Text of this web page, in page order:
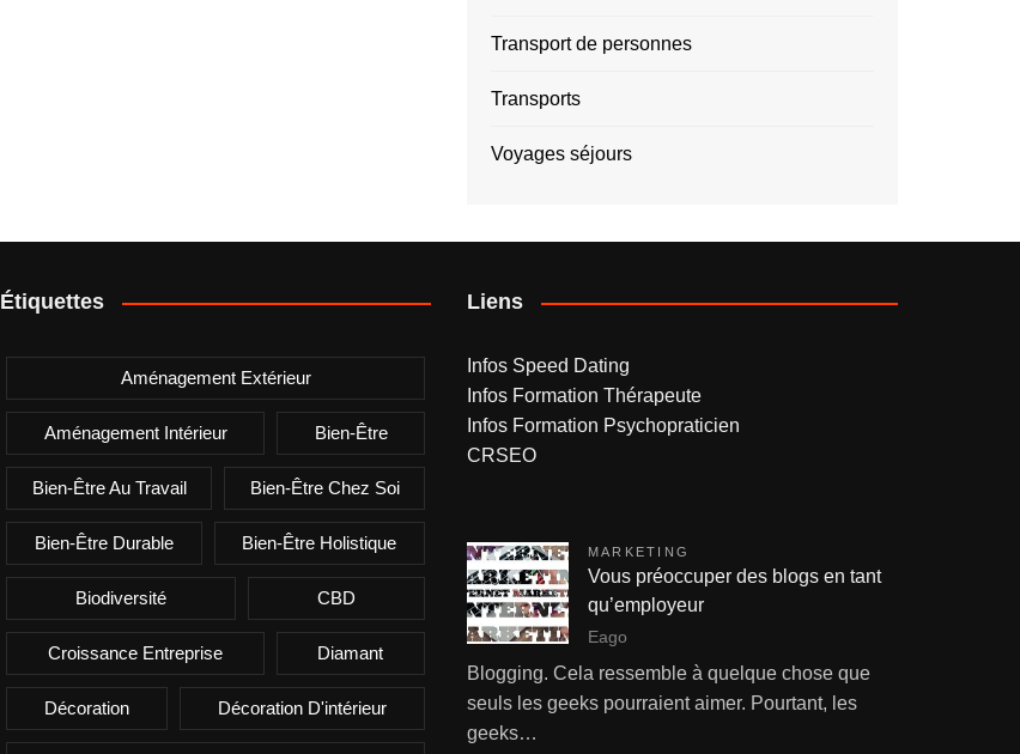
Transport de personnes
Transports
Voyages séjours
Étiquettes
Aménagement Extérieur
Aménagement Intérieur Bien-Être
Bien-Être Au Travail Bien-Être Chez Soi
Bien-Être Durable Bien-Être Holistique
Biodiversité CBD
Croissance Entreprise Diamant
Décoration Décoration D'intérieur
Liens
Infos Speed Dating
Infos Formation Thérapeute
Infos Formation Psychopraticien
CRSEO
MARKETING
Vous préoccuper des blogs en tant
qu’employeur
Eago
Blogging. Cela ressemble à quelque chose que
seuls les geeks pourraient aimer. Pourtant, les
geeks…